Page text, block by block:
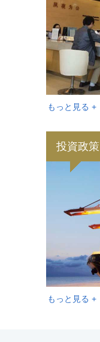
もっと見る +
投資政策
もっと見る +